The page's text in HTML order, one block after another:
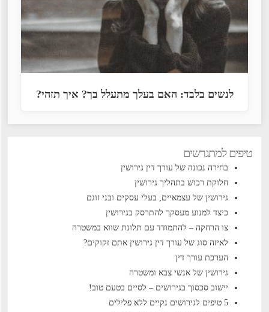
לנשים בלבד: האם בעלך מתעלל בך? איך תזהי?
טיפים למתגרשים
בחירה נכונה של עורך דין גירושין
חלוקת רכוש בתהליך גירושין
גירושין של עצמאיים, בעלי עסקים ובני זוגם
כיצד למנוע מעסקך להתרסק בגירושין
צו הרחקה – להתמודד עם תלונת שווא במשטרה
לאיזה סוג של עורך דין גירושין אתם זקוקים?
הערכת עורך דין
גירושין של אנשי צבא ומשטרה
יישוב סכסוך בגירושים – לסיים בטעם טוב!
5 טיפים לגירושים נקיים ללא פלילים